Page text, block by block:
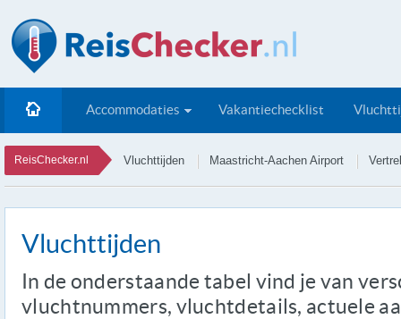
Accommodaties Vakantiechecklist
ReisChecker.nl Vluchttijden Maastricht-Aachen Airport
Vluchttijden
In de onderstaande tabel vind je van
vluchtnummers, vluchtdetails, actuele